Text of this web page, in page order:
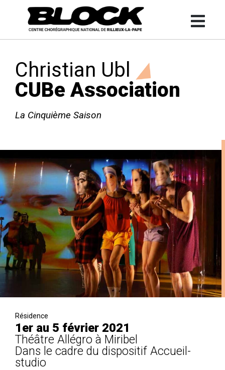
Christian Ubl
CUBe Association
La Cinquième Saison
Résidence
1er au 5 février 2021
Théâtre Allégro à Miribel
Dans le cadre du dispositif Accueil-
studio